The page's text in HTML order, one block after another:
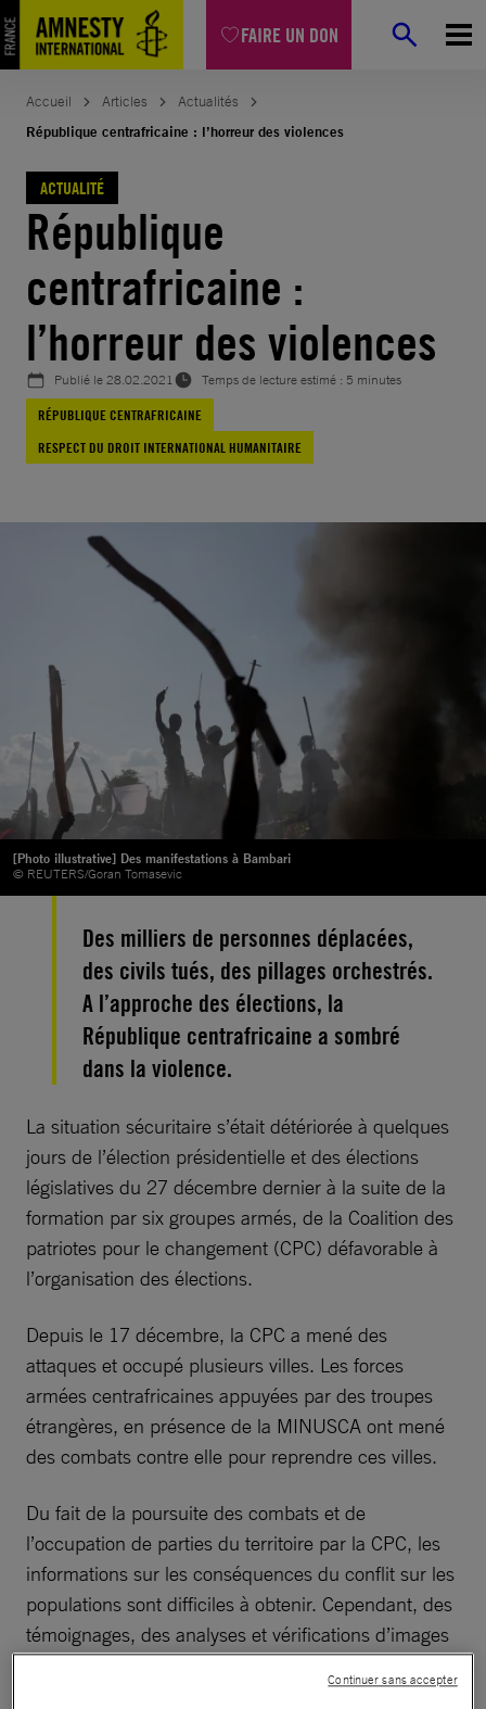
FAIRE UN DON
Aller
au
contenu
Accueil Articles
Actualités
République centrafricaine : l’horreur des violences
ACTUALITÉ
République
centrafricaine :
l’horreur des violences
Publié le28.02.2021
Temps de lecture estimé : 5 minutes
RÉPUBLIQUE CENTRAFRICAINE
RESPECT DU DROIT INTERNATIONAL HUMANITAIRE
[Photo illustrative] Des manifestations à Bambari
© REUTERS/Goran Tomasevic
Des milliers de personnes déplacées,
des civils tués, des pillages orchestrés.
A l’approche des élections, la
République centrafricaine a sombré
dans la violence.
La situation sécuritaire s’était détériorée à quelques
jours de l’élection présidentielle et des élections
législatives du 27 décembre dernier à la suite de la
formation par six groupes armés, de la Coalition des
patriotes pour le changement (CPC) défavorable à
l’organisation des élections.
Depuis le 17 décembre, la CPC a mené des
attaques et occupé plusieurs villes. Les forces
armées centrafricaines appuyées par des troupes
étrangères, en présence de la MINUSCA ont mené
des combats contre elle pour reprendre ces villes.
Du fait de la poursuite des combats et de
l’occupation de parties du territoire par la CPC, les
informations sur les conséquences du conflit sur les
populations sont difficiles à obtenir. Cependant, des
témoignages, des analyses et vérifications d’images
que dans ce contexte des civils ont été tués dans
Continuer sans accepter